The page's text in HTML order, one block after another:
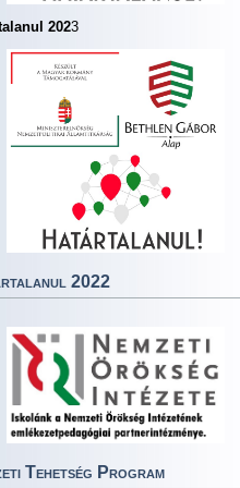
2023
2022
Tehetség Program